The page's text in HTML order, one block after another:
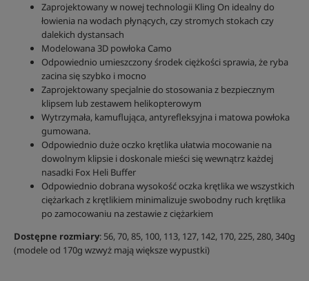
Zaprojektowany w nowej technologii Kling On idealny do
łowienia na wodach płynących, czy stromych stokach czy
dalekich dystansach
Modelowana 3D powłoka Camo
Odpowiednio umieszczony środek ciężkości sprawia, że ryba
zacina się szybko i mocno
Zaprojektowany specjalnie do stosowania z bezpiecznym
klipsem lub zestawem helikopterowym
Wytrzymała, kamuflująca, antyrefleksyjna i matowa powłoka
gumowana.
Odpowiednio duże oczko krętlika ułatwia mocowanie na
dowolnym klipsie i doskonale mieści się wewnątrz każdej
nasadki Fox Heli Buffer
Odpowiednio dobrana wysokość oczka krętlika we wszystkich
ciężarkach z krętlikiem minimalizuje swobodny ruch krętlika
po zamocowaniu na zestawie z ciężarkiem
Dostępne rozmiary: 56, 70, 85, 100, 113, 127, 142, 170, 225, 280, 340g
(modele od 170g wzwyż mają większe wypustki)